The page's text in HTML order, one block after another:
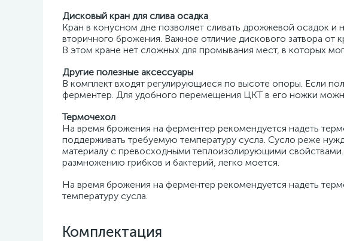
Дисковый кран для слива осадка
Кран в конусном дне позволяет сливать дрожжевой осадок и
вторичного брожения. Важное отличие дискового затвора от
В этом кране нет сложных для промывания мест, в которых
Другие полезные аксессуары
В комплект входят регулирующиеся по высоте опоры. Если
ферментер. Для удобного перемещения ЦКТ в его ножки
Термочехол
На время брожения на ферментер рекомендуется надеть
поддерживать требуемую температуру сусла. Сусло реже
материалу с превосходными теплоизолирующими
размножению грибков и бактерий, легко моется.
На время брожения на ферментер рекомендуется надеть
температуру сусла.
Комплектация